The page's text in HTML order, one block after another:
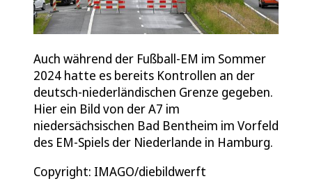
Auch während der Fußball-EM im Sommer
2024 hatte es bereits Kontrollen an der
deutsch-niederländischen Grenze gegeben.
Hier ein Bild von der A7 im
niedersächsischen Bad Bentheim im Vorfeld
des EM-Spiels der Niederlande in Hamburg.
Copyright: IMAGO/diebildwerft